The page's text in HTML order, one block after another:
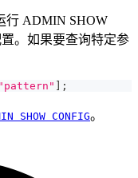
行 ADMIN SHOW
。如果要查询特定参
"pattern" ] ;
SHOW CONFIG。